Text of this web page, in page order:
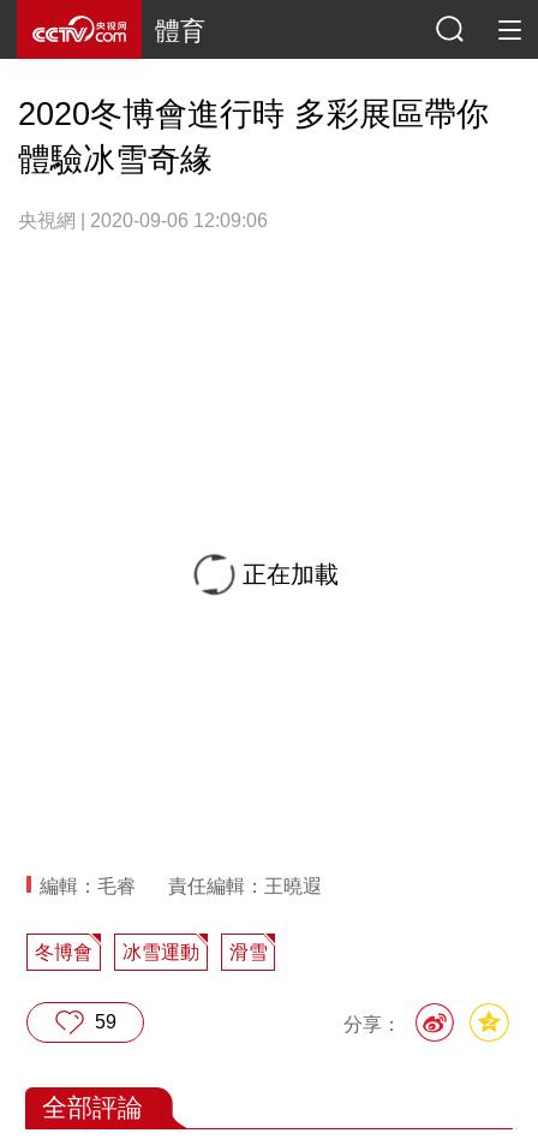
體育
2020冬博會進行時 多彩展區帶你
體驗冰雪奇緣
央視網 | 2020-09-06 12:09:06
正在加載
編輯：毛睿 責任編輯：王曉遐
冬博會 冰雪運動 滑雪
分享：
59
全部評論